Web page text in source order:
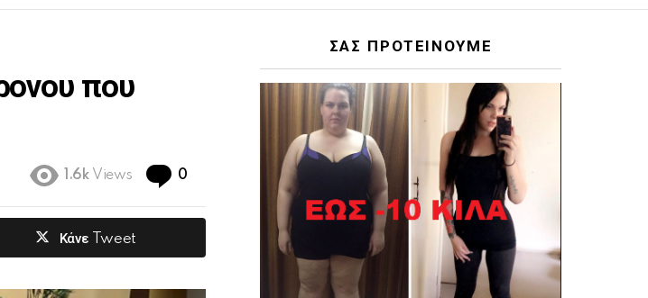
που
1.6k Views 0
Κάνε Tweet
ΣΑΣ ΠΡΟΤΕΙΝΟΥΜΕ